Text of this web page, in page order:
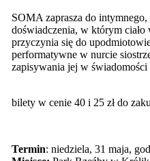
SOMA zaprasza do
doświadczenia, w którym
przyczynia się do
performatywne w nurcie
zapisywania jej w świadomości
bilety w cenie 40 i 25 zł do
Termin: niedziela, 31 maja,